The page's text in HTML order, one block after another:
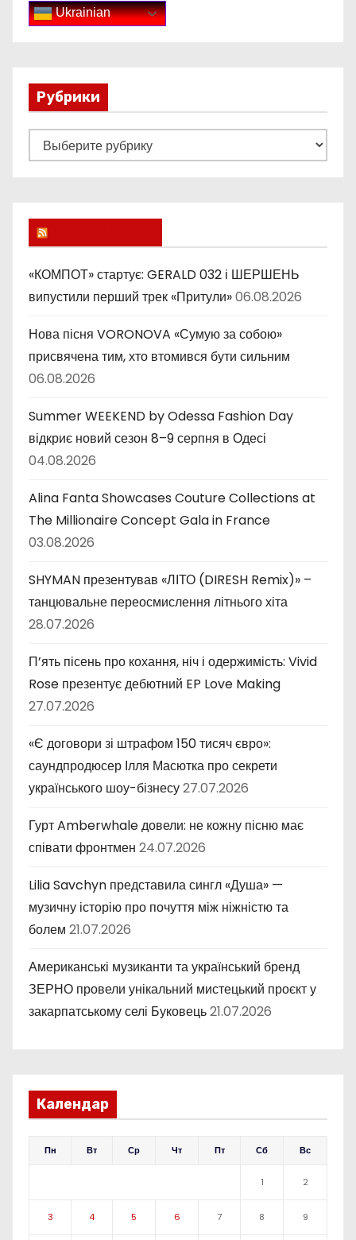
Ukrainian
Рубрики
у
к
и
«КОМПОТ» стартує: GERALD 032 і ШЕРШЕНЬ
випустили перший трек «Притули»06.08.2026
Нова пісня VORONOVA «Сумую за собою»
присвячена тим, хто втомився бути сильним
06.08.2026
Summer WEEKEND by Odessa Fashion Day
відкриє новий сезон 8–9 серпня в Одесі
04.08.2026
Alina Fanta Showcases Couture Collections at
The Millionaire Concept Gala in France
03.08.2026
SHYMAN презентував «ЛІТО (DIRESH Remix)» –
танцювальне переосмислення літнього хіта
28.07.2026
П’ять пісень про кохання, ніч і одержимість: Vivid
Rose презентує дебютний EP Love Making
27.07.2026
«Є договори зі штрафом 150 тисяч євро»:
саундпродюсер Ілля Масютка про секрети
українського шоу-бізнесу27.07.2026
Гурт Amberwhale довели: не кожну пісню має
співати фронтмен 24.07.2026
Lilia Savchyn представила сингл «Душа» —
музичну історію про почуття між ніжністю та
болем 21.07.2026
Американські музиканти та український бренд
ЗЕРНО провели унікальний мистецький проєкт у
закарпатському селі Буковець21.07.2026
Календар
Пн Вт Ср Чт Пт Сб Вс
1 2
3 4 5 6 7 8 9